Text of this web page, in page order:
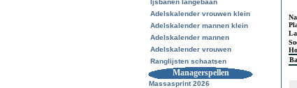
Ijsbanen langebaan
Adelskalender vrouwen klein
Adelskalender mannen klein
Adelskalender mannen
Adelskalender vrouwen
Ranglijsten schaatsen
Managerspellen
Massasprint 2026